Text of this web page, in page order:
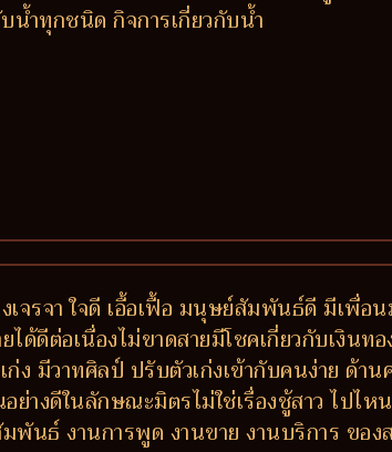
น้ำทุกชนิด กิจการเกี่ยวกับน้ำ
รจา ใจดี เอื้อเฟื้อ มนุษย์สัมพันธ์ดี มีเพื่อ
ด้ดีต่อเนื่องไม่ขาดสายมีโชคเกี่ยวกับเงินท
ง มีวาทศิลป์ ปรับตัวเก่งเข้ากับคนง่าย ด้า
อย่างดีในลักษณะมิตรไม่ใช่เรื่องชู้สาว ไป
พันธ์ งานการพูด งานขาย งานบริการ ขอ